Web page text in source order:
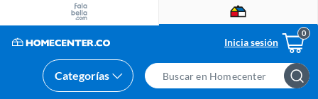
Inicia sesión
Categorías
Search
Bar